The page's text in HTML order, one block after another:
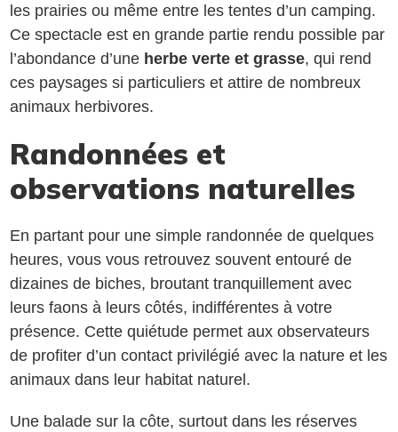
les prairies ou même entre les tentes d’un camping.
Ce spectacle est en grande partie rendu possible par
l’abondance d’une herbe verte et grasse, qui rend
ces paysages si particuliers et attire de nombreux
animaux herbivores.
Randonnées et
observations naturelles
En partant pour une simple randonnée de quelques
heures, vous vous retrouvez souvent entouré de
dizaines de biches, broutant tranquillement avec
leurs faons à leurs côtés, indifférentes à votre
présence. Cette quiétude permet aux observateurs
de profiter d’un contact privilégié avec la nature et les
animaux dans leur habitat naturel.
Une balade sur la côte, surtout dans les réserves